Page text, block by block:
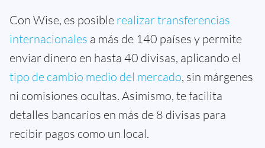
Con Wise, es posible realizar transferencias
internacionales a más de 140 países y permite
enviar dinero en hasta 40 divisas, aplicando el
tipo de cambio medio del mercado, sin márgenes
ni comisiones ocultas. Asimismo, te facilita
detalles bancarios en más de 8 divisas para
recibir pagos como un local.